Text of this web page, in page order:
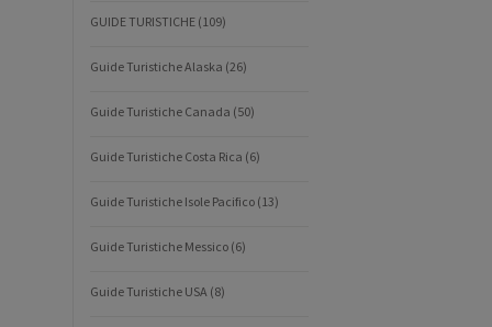
GUIDE TURISTICHE (109)
Guide Turistiche Alaska (26)
Guide Turistiche Canada (50)
Guide Turistiche Costa Rica (6)
Guide Turistiche Isole Pacifico (13)
Guide Turistiche Messico (6)
Guide Turistiche USA (8)